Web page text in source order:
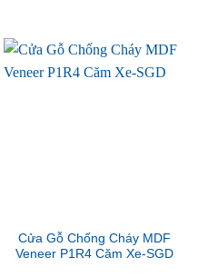
Cửa Gỗ Chống Cháy MDF
Veneer P1R4 Căm Xe-SGD